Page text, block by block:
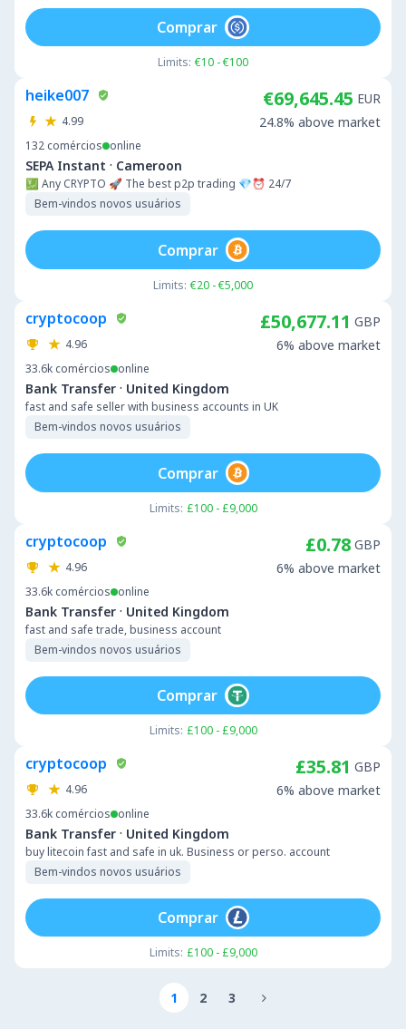
Limits: €10 - €100
Comprar
heike007
4.99
132 comércios online
SEPA Instant · Cameroon
💹 Any CRYPTO 🚀 The best p2p trading 💎⏰ 24/7
Bem-vindos novos usuários
€69,645.45 EUR
24.8% above market
Limits: €20 - €5,000
Comprar
cryptocoop
4.96
33.6k comércios online
Bank Transfer · United Kingdom
fast and safe seller with business accounts in UK
Bem-vindos novos usuários
£50,677.11 GBP
6% above market
Limits: £100 - £9,000
Comprar
cryptocoop
4.96
33.6k comércios online
Bank Transfer · United Kingdom
fast and safe trade, business account
Bem-vindos novos usuários
£0.78 GBP
6% above market
Limits: £100 - £9,000
Comprar
cryptocoop
4.96
33.6k comércios online
Bank Transfer · United Kingdom
buy litecoin fast and safe in uk. Business or perso. account
Bem-vindos novos usuários
£35.81 GBP
6% above market
Limits: £100 - £9,000
Comprar
1 2 3 